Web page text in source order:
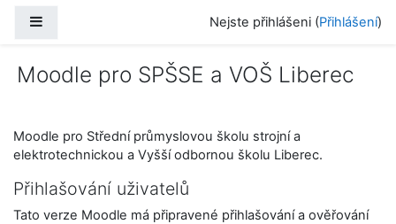
Nejste přihlášeni (Přihlášení)
Moodle pro SPŠSE a VOŠ Liberec
Moodle pro Střední průmyslovou školu strojní a
elektrotechnickou a Vyšší odbornou školu Liberec.
Přihlašování uživatelů
Tato verze Moodle má připravené přihlašování a ověřování